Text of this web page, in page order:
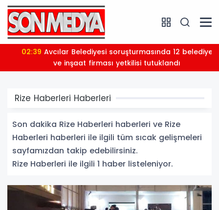
02:39Avcılar Belediyesi soruşturmasında 12 belediye
ve inşaat firması yetkilisi tutuklandı
Rize Haberleri Haberleri
Son dakika Rize Haberleri haberleri ve Rize
Haberleri haberleri ile ilgili tüm sıcak gelişmeleri
sayfamızdan takip edebilirsiniz.
Rize Haberleri ile ilgili 1 haber listeleniyor.